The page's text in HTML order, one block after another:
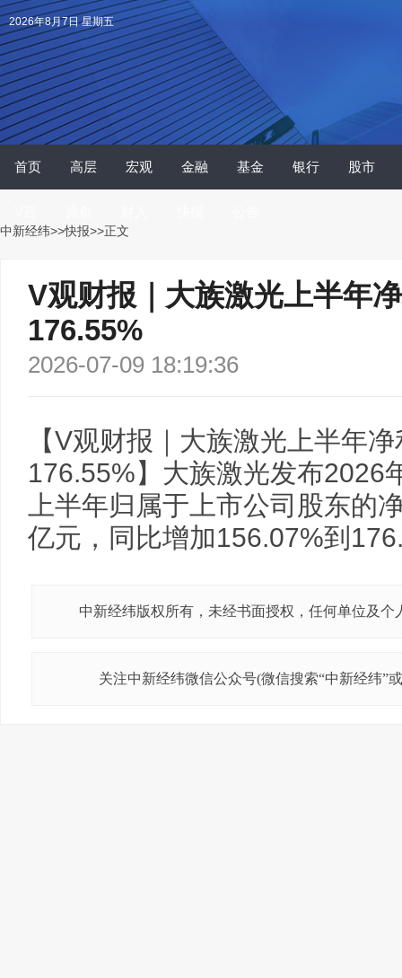
2026年8月7日 星期五
首页 高层 宏观 金融 基金 银行 股市
中新经纬>>快报>>正文
V观财报｜大族激光上半年
176.55%
2026-07-09 18:19:36
【V观财报｜大族激光上半年
176.55%】大族激光发布2026
上半年归属于上市公司股东的
亿元，同比增加156.07%到
中新经纬版权所有，未经书面授权，任何单位及
关注中新经纬微信公众号(微信搜索“中新经纬”